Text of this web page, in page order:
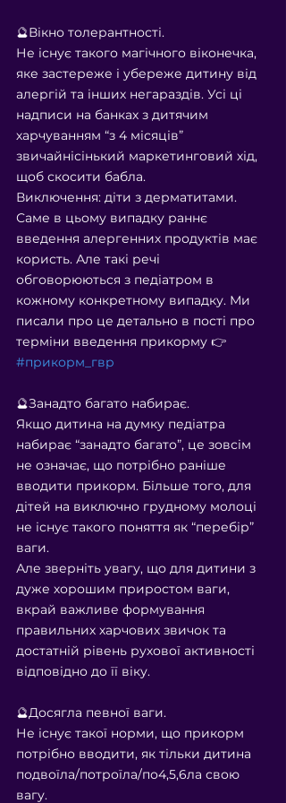
🔮Вікно толерантності.
Не існує такого магічного віконечка,
яке застереже і убереже дитину від
алергій та інших негараздів. Усі ці
надписи на банках з дитячим
харчуванням “з 4 місяців”
звичайнісінький маркетинговий хід,
щоб скосити бабла.
Виключення: діти з дерматитами.
Саме в цьому випадку раннє
введення алергенних продуктів має
користь. Але такі речі
обговорюються з педіатром в
кожному конкретному випадку. Ми
писали про це детально в пості про
терміни введення прикорму 👉
#прикорм_гвр
🔮Занадто багато набирає.
Якщо дитина на думку педіатра
набирає “занадто багато”, це зовсім
не означає, що потрібно раніше
вводити прикорм. Більше того, для
дітей на виключно грудному молоці
не існує такого поняття як “перебір”
ваги.
Але зверніть увагу, що для дитини з
дуже хорошим приростом ваги,
вкрай важливе формування
правильних харчових звичок та
достатній рівень рухової активності
відповідно до її віку.
🔮Досягла певної ваги.
Не існує такої норми, що прикорм
потрібно вводити, як тільки дитина
подвоїла/потроїла/по4,5,6ла свою
вагу.